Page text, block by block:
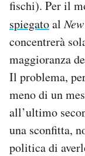
fischi). Per il
spiegatoal
concentrerà
maggioranza
Il problema,
meno di un
all’ultimo
una sconfitta,
politica di